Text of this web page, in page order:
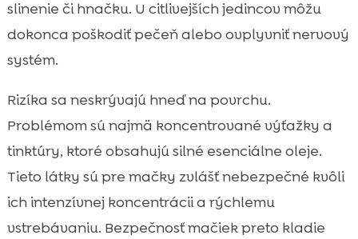
slinenie či hnačku. U citlivejších jedincov môžu
dokonca poškodiť pečeň alebo ovplyvniť nervový
systém.
Rizíka sa neskrývajú hneď na povrchu.
Problémom sú najmä koncentrované výťažky a
tinktúry, ktoré obsahujú silné esenciálne oleje.
Tieto látky sú pre mačky zvlášť nebezpečné kvôli
ich intenzívnej koncentrácii a rýchlemu
vstrebávaniu. Bezpečnosť mačiek preto kladie